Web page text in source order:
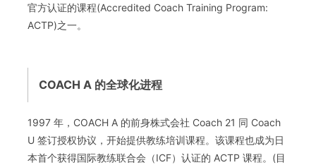
官方认证的课程(Accredited Coach Training Program:
ACTP)之一。
COACH A 的全球化进程
1997 年，COACH A 的前身株式会社 Coach 21 同 Coach
U 签订授权协议，开始提供教练培训课程。该课程也成为日
本首个获得国际教练联合会（ICF）认证的 ACTP 课程。(目